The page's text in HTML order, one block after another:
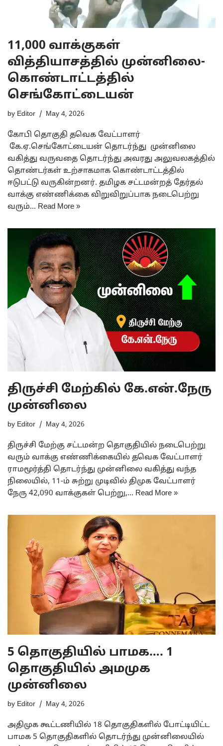
11,000 வாக்குகள்
வித்தியாசத்தில் முன்னிலை-
கொண்டாட்டத்தில்
செங்கோட்டையன்
by Editor May 4, 2026
கோபி தொகுதி தவெக வேட்பாளர்
கே.ஏ.செங்கோட்டையன் தொடர்ந்து முன்னிலை
வகித்து வருவதை தொடர்ந்து அவரது அலுவலகத்தில்
தொண்டர்கள் உற்சாகமாக கொண்டாட்டத்தில்
ஈடுபட்டு வருகின்றனர். தமிழக சட்டமன்றத் தேர்தல்
வாக்கு எண்ணிக்கை விறுவிறுப்பாக நடைபெற்று
வரும்… Read More »
திருச்சி மேற்கில் கே.என்.நேரு
முன்னிலை
by Editor May 4, 2026
திருச்சி மேற்கு சட்டமன்ற தொகுதியில் நடைபெற்று
வரும் வாக்கு எண்ணிக்கையில் தவெக வேட்பாளர்
ராமமூர்த்தி தொடர்ந்து முன்னிலை வகித்து வந்த
நிலையில், 11-ம் சுற்று முடிவில் திமுக வேட்பாளர்
நேரு 42,090 வாக்குகள் பெற்று,… Read More »
5 தொகுதியில் பாமக…. 1
தொகுதியில் அமமுக
முன்னிலை
by Editor May 4, 2026
அதிமுக கூட்டணியில் 18 தொகுதிகளில் போட்டியிட்ட
பாமக 5 தொகுதிகளில் தொடர்ந்து முன்னிலையில்